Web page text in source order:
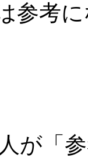
参考
人が「